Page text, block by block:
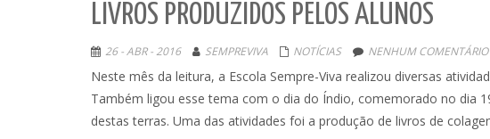
LIVROS PRODUZIDOS PELOS ALUNOS
26 - ABR - 2016 SEMPREVIVA NOTÍCIAS NENHUM COMENTÁRIO
Neste mês da leitura, a Escola Sempre-Viva realizou diversas
Também ligou esse tema com o dia do Índio, comemorado no dia
destas terras. Uma das atividades foi a produção de livros de